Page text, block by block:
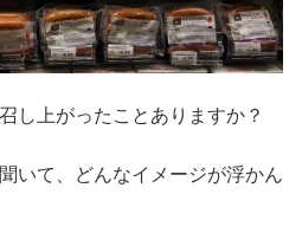
し上がったことありますか？
いて、どんなイメージが浮かん